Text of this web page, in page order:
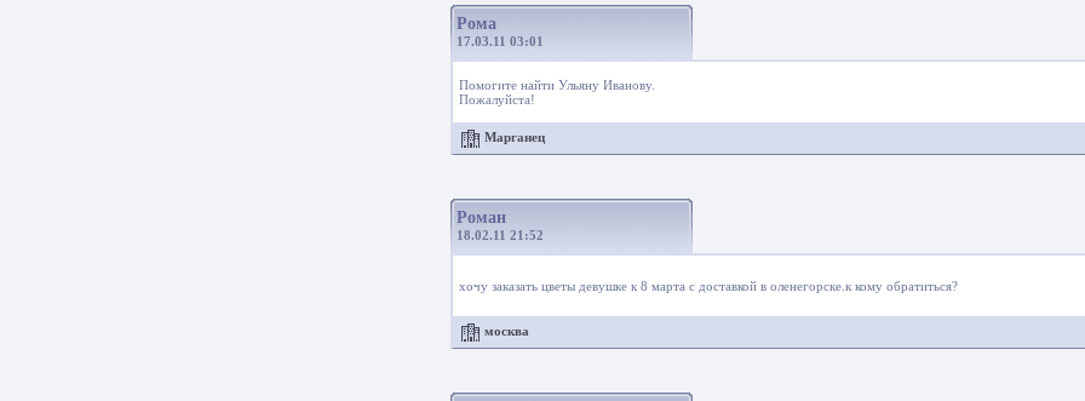
Рома
17.03.11 03:01
Помогите найти Ульяну Иванову.
Пожалуйста!
Марганец
Роман
18.02.11 21:52
хочу заказать цветы девушке к 8 марта с доставкой в оленегорске.к кому обратиться?
москва